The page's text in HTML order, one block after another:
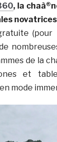
, la
(pour
de la
et
mode